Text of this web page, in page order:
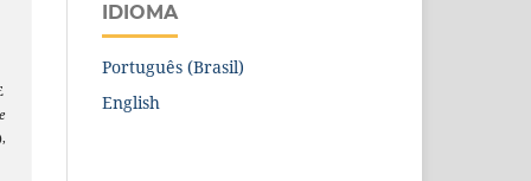
IDIOMA
Português (Brasil)
English